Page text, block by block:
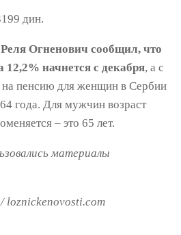
дин.
Огненович сообщил, что
начнется с декабря, а с
на пенсию для женщин в Сербии
года. Для мужчин возраст
– это 65 лет.
материалы